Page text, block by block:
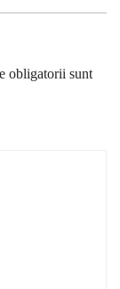
obligatorii sunt